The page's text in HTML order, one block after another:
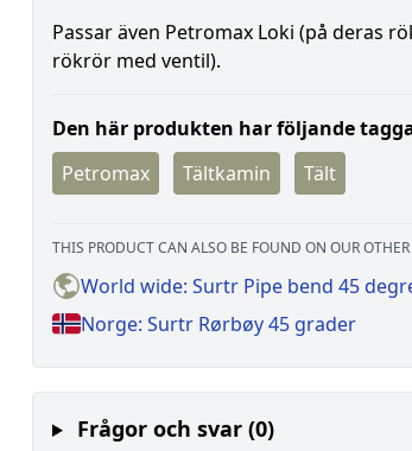
Passar även Petromax Loki (på deras
rökrör med ventil).
Den här produkten har följande
Petromax
Tältkamin Tält
THIS PRODUCT CAN ALSO BE FOUND ON OUR
World wide: Surtr Pipe bend 45
Norge: Surtr Rørbøy 45 grader
Frågor och svar (0)